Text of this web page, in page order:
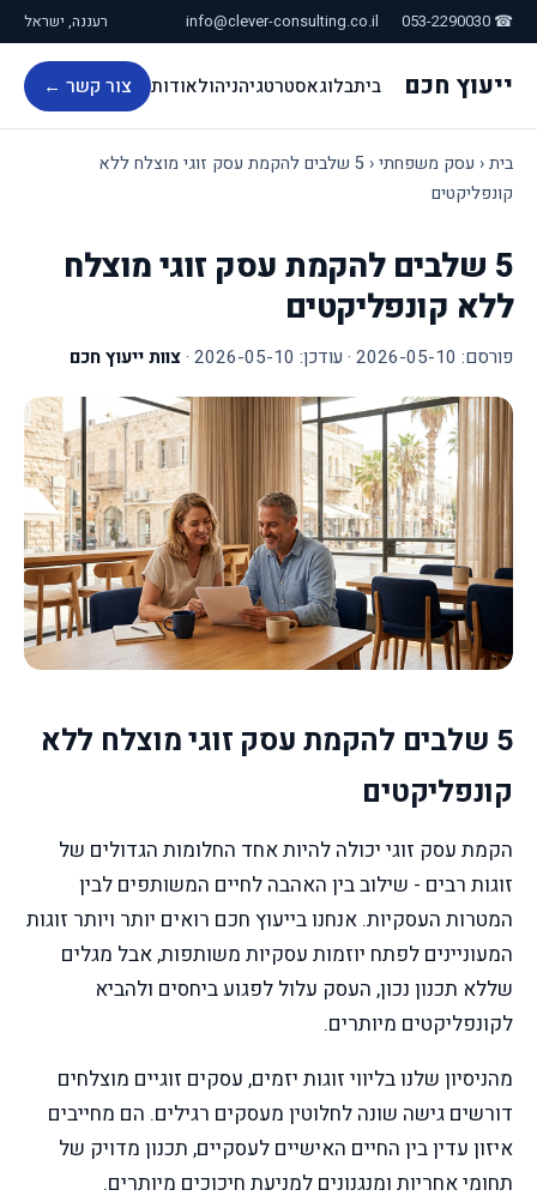
☎ 053-2290030
info@clever-consulting.co.il רעננה, ישראל
ייעוץ חכם ביתבלוגאסטרטגיהניהולאודות צור קשר ←
בית‹ עסק משפחתי‹
5 שלבים להקמת עסק זוגי מוצלח ללא
קונפליקטים
5 שלבים להקמת עסק זוגי מוצלח
ללא קונפליקטים
פורסם: 2026-05-10 · עודכן: 2026-05-10
·צוות ייעוץ חכם
5 שלבים להקמת עסק זוגי מוצלח ללא
קונפליקטים
הקמת עסק זוגי יכולה להיות אחד החלומות הגדולים של
זוגות רבים - שילוב בין האהבה לחיים המשותפים לבין
המטרות העסקיות. אנחנו בייעוץ חכם רואים יותר ויותר זוגות
המעוניינים לפתח יוזמות עסקיות משותפות, אבל מגלים
שללא תכנון נכון, העסק עלול לפגוע ביחסים ולהביא
לקונפליקטים מיותרים.
מהניסיון שלנו בליווי זוגות יזמים, עסקים זוגיים מוצלחים
דורשים גישה שונה לחלוטין מעסקים רגילים. הם מחייבים
איזון עדין בין החיים האישיים לעסקיים, תכנון מדויק של
תחומי אחריות ומנגנונים למניעת חיכוכים מיותרים.